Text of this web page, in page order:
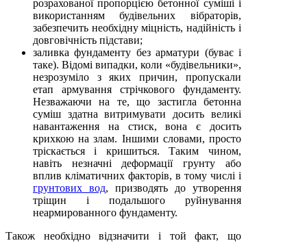
розрахованої пропорцією бетонної суміші і
використанням будівельних вібраторів,
забезпечить необхідну міцність, надійність і
довговічність підстави;
заливка фундаменту без арматури (буває і
таке). Відомі випадки, коли «будівельники»,
незрозуміло з яких причин, пропускали
етап армування стрічкового фундаменту.
Незважаючи на те, що застигла бетонна
суміш здатна витримувати досить великі
навантаження на стиск, вона є досить
крихкою на злам. Іншими словами, просто
тріскається і кришиться. Таким чином,
навіть незначні деформації грунту або
вплив кліматичних факторів, в тому числі і
грунтових вод, призводять до утворення
тріщин і подальшого руйнування
неармированного фундаменту.
Також необхідно відзначити і той факт, що